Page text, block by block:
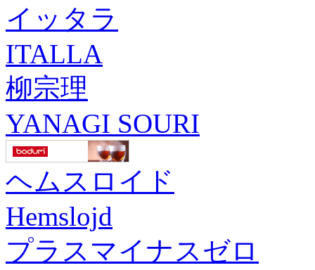
イッタラ
ITALLA
柳宗理
YANAGI SOURI
ヘムスロイド
Hemslojd
プラスマイナスゼロ